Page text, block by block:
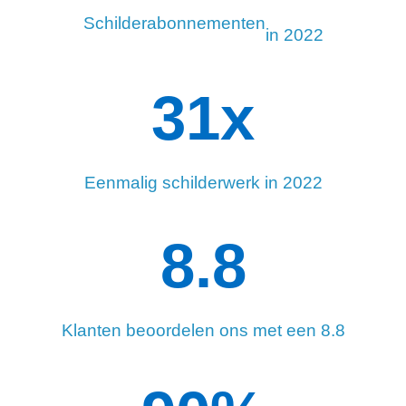
Schilderabonnementen
in 2022
Eenmalig schilderwerk in 2022
34x
Klanten beoordelen ons met een 8.8
8.8